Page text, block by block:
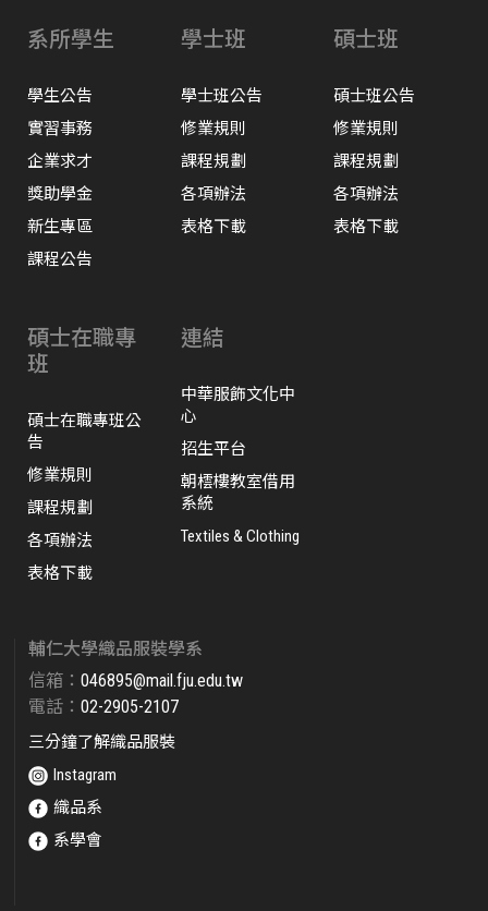
系所學生
學生公告
實習事務
企業求才
獎助學金
新生專區
課程公告
學士班
學士班公告
修業規則
課程規劃
各項辦法
表格下載
碩士班
碩士班公告
修業規則
課程規劃
各項辦法
表格下載
碩士在職專
班
碩士在職專班公
告
修業規則
課程規劃
各項辦法
表格下載
連結
中華服飾文化中
心
招生平台
朝橒樓教室借用
系統
Textiles & Clothing
輔仁大學織品服裝學系
信箱： 046895@mail.fju.edu.tw​
電話： 02-2905-2107
三分鐘了解織品服裝
Instagram
織品系
系學會